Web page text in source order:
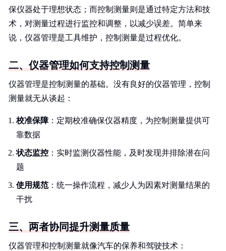
保仪器处于理想状态；而控制测量则是通过特定方法和技
术，对测量过程进行监控和调整，以减少误差。简单来
说，仪器管理是工具维护，控制测量是过程优化。
二、仪器管理如何支持控制测量
仪器管理是控制测量的基础。没有良好的仪器管理，控制
测量就无从谈起：
校准保障：定期校准确保仪器精度，为控制测量提供可
靠数据
状态监控 ：实时监测仪器性能，及时发现并排除潜在问
题
使用规范：统一操作流程，减少人为因素对测量结果的
干扰
三、两者协同提升测量质量
仪器管理和控制测量就像汽车的保养和驾驶技术：